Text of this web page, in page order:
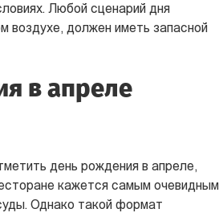
Любой сценарий дня
воздухе, должен иметь запасной
в апреле
день рождения в апреле,
кажется самым очевидным
Однако такой формат